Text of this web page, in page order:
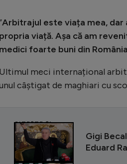
Arbitrajul este viața mea, dar
propria viață. Așa că am
medici foarte buni din
Ultimul meci internațional
câștigat de maghiari cu
CITEȘTE ȘI
Gigi
Eduard